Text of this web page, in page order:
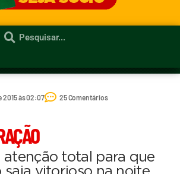
2015 às 02:07
25 Comentários
atenção total para que